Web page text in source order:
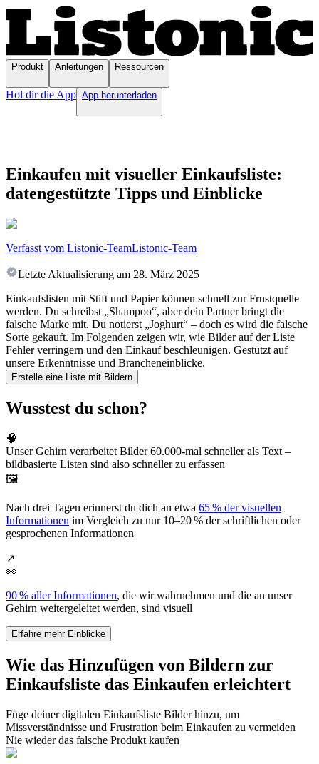
Produkt Anleitungen Ressourcen
Hol dir die App App herunterladen
Einkaufen mit visueller Einkaufsliste:
datengestützte Tipps und Einblicke
Verfasst vom Listonic-TeamListonic-Team
Letzte Aktualisierung am 28. März 2025
Einkaufslisten mit Stift und Papier können schnell zur Frustquelle
werden. Du schreibst „Shampoo“, aber dein Partner bringt die
falsche Marke mit. Du notierst „Joghurt“ – doch es wird die falsche
Sorte gekauft. Im Folgenden zeigen wir, wie Bilder auf der Liste
Fehler verringern und den Einkauf beschleunigen. Gestützt auf
unsere Erkenntnisse und Brancheneinblicke.
Erstelle eine Liste mit Bildern
Wusstest du schon?
🧠
Unser Gehirn verarbeitet Bilder 60.000-mal schneller als Text –
bildbasierte Listen sind also schneller zu erfassen
🖼️
Nach drei Tagen erinnerst du dich an etwa 65 % der visuellen
Informationen im Vergleich zu nur 10–20 % der schriftlichen oder
gesprochenen Informationen
↗️
👀
90 % aller Informationen, die wir wahrnehmen und die an unser
Gehirn weitergeleitet werden, sind visuell
Erfahre mehr Einblicke
Wie das Hinzufügen von Bildern zur
Einkaufsliste das Einkaufen erleichtert
Füge deiner digitalen Einkaufsliste Bilder hinzu, um
Missverständnisse und Frustration beim Einkaufen zu vermeiden
Nie wieder das falsche Produkt kaufen